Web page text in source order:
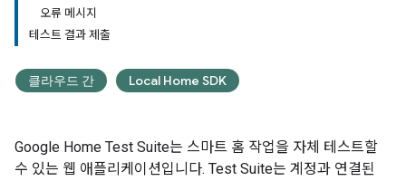
오류 메시지
테스트 결과 제출
클라우드 간 Local Home SDK
Google Home Test Suite는 스마트 홈 작업을 자체 테스트할
수 있는 웹 애플리케이션입니다. Test Suite는 계정과 연결된